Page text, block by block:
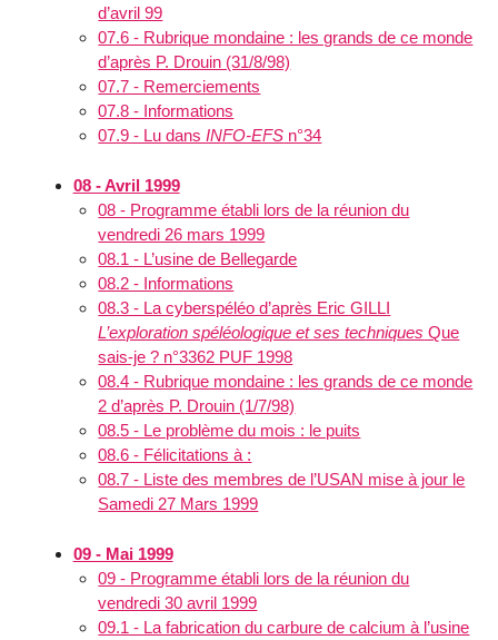
d’avril 99
07.6 - Rubrique mondaine : les grands de ce monde
d’après P. Drouin (31/8/98)
07.7 - Remerciements
07.8 - Informations
07.9 - Lu dansINFO-EFS n°34
08 - Avril 1999
08 - Programme établi lors de la réunion du
vendredi 26 mars 1999
08.1 - L’usine de Bellegarde
08.2 - Informations
08.3 - La cyberspéléo d’après Eric GILLI
L’exploration spéléologique et ses techniques Que
sais-je ? n°3362 PUF 1998
08.4 - Rubrique mondaine : les grands de ce monde
2 d’après P. Drouin (1/7/98)
08.5 - Le problème du mois : le puits
08.6 - Félicitations à :
08.7 - Liste des membres de l’USAN mise à jour le
Samedi 27 Mars 1999
09 - Mai 1999
09 - Programme établi lors de la réunion du
vendredi 30 avril 1999
09.1 - La fabrication du carbure de calcium à l’usine